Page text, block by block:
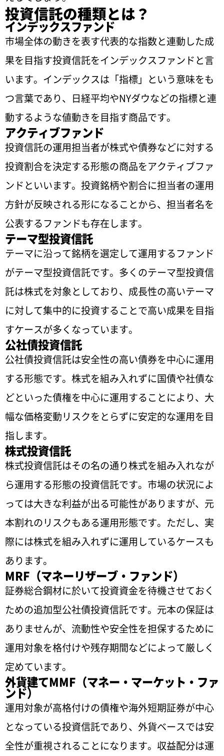
投資信託の種類とは？
インデックスファンド
市場全体の動きを表す代表的な指数と連動した成
果を目指す投資信託をインデックスファンドと言
います。インデックスは「指標」という意味をも
つ言葉であり、日経平均やNYダウなどの指標と連
動するような値動きを目指す商品です。
アクティブファンド
投資信託の運用担当者が株式や債券などに対する
投資割合を決定する形態の商品をアクティブファ
ンドといいます。投資銘柄や割合に担当者の運用
方針が反映される形になることから、担当者名を
公表するファンドも存在します。
テーマ型投資信託
テーマに沿って銘柄を選定して運用するファンド
がテーマ型投資信託です。多くのテーマ型投資信
託は株式を対象としており、成長性の高いテーマ
に対して集中的に投資することで高い成果を目指
すケースが多くなっています。
公社債投資信託
公社債投資信託は安全性の高い債券を中心に運用
する形態です。株式を組み入れずに国債や社債な
どといった債権を中心に運用することにより、大
幅な価格変動リスクをとらずに安定的な運用を目
指します。
株式投資信託
株式投資信託はその名の通り株式を組み入れなが
ら運用する形態の投資信託です。市場の状況によ
っては大きな利益が出る可能性がありますが、元
本割れのリスクもある運用形態です。ただし、実
際には株式を組み入れずに運用しているケースも
あります。
MRF（マネーリザーブ・ファンド）
証券総合鋼材に於いて投資資金を待機させておく
ための追加型公社債投資信託です。元本の保証は
ありませんが、流動性や安全性を担保するために
運用対象を格付けや残存期間などによって厳しく
定めています。
外貨建てMMF（マネー・マーケット・ファ
ンド）
運用対象が高格付けの債権や海外短期証券が中心
となっている投資信託であり、外貨ベースでは安
全性が重視されることになります。収益配分は運